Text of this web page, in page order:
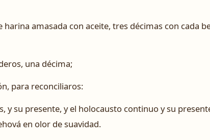
harina amasada con aceite, tres décimas con cada
una décima;
para reconciliaros:
y su presente, y el holocausto continuo y su
en olor de suavidad.